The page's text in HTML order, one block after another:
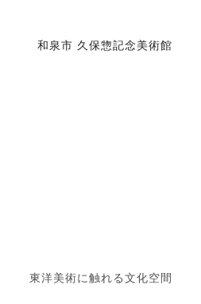
和泉市 久保惣記念美術館
東洋美術に触れる文化空間